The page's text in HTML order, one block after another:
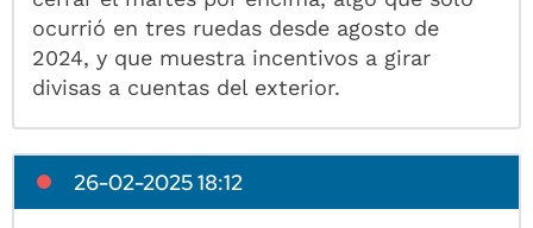
ocurrió en tres ruedas desde agosto de
2024, y que muestra incentivos a girar
divisas a cuentas del exterior.
26-02-2025 18:12